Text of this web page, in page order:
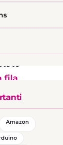
fila
Amazon